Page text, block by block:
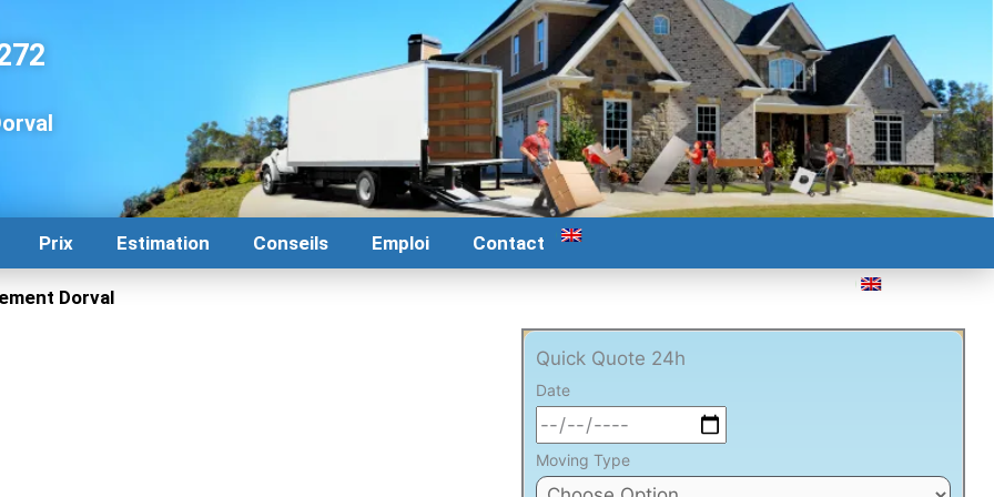
Prix Estimation Conseils Emploi Contact
Dorval
Quick Quote 24h
Date
Moving Type